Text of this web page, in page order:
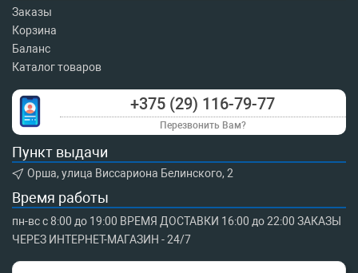
Заказы
Корзина
Баланс
Каталог товаров
+375 (29) 116-79-77
Перезвонить Вам?
Пункт выдачи
Орша, улица Виссариона Белинского, 2
Время работы
пн-вс с 8:00 до 19:00 ВРЕМЯ ДОСТАВКИ 16:00 до 22:00 ЗАКАЗЫ
ЧЕРЕЗ ИНТЕРНЕТ-МАГАЗИН - 24/7